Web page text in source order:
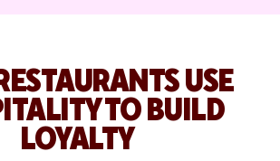
USE
TO BUILD
LOYALTY